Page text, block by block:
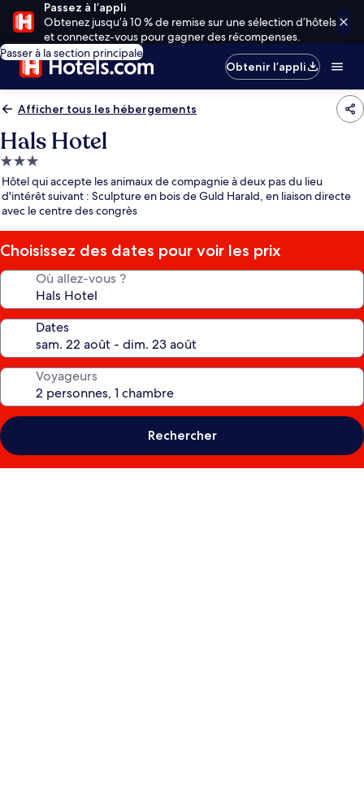
Passez à l’appli
Obtenez jusqu’à 10 % de remise sur une sélection d’hôtels
et connectez-vous pour gagner des récompenses.
Passer à la section principale
Obtenir l’appli
Afficher tous les hébergements
Hals Hotel
Hébergement
3.0 étoiles
Hôtel qui accepte les animaux de compagnie à deux pas du lieu
d'intérêt suivant : Sculpture en bois de Guld Harald, en liaison directe
avec le centre des congrès
Choisissez des dates pour voir les prix
Où allez-vous ?
Dates
Voyageurs
Rechercher